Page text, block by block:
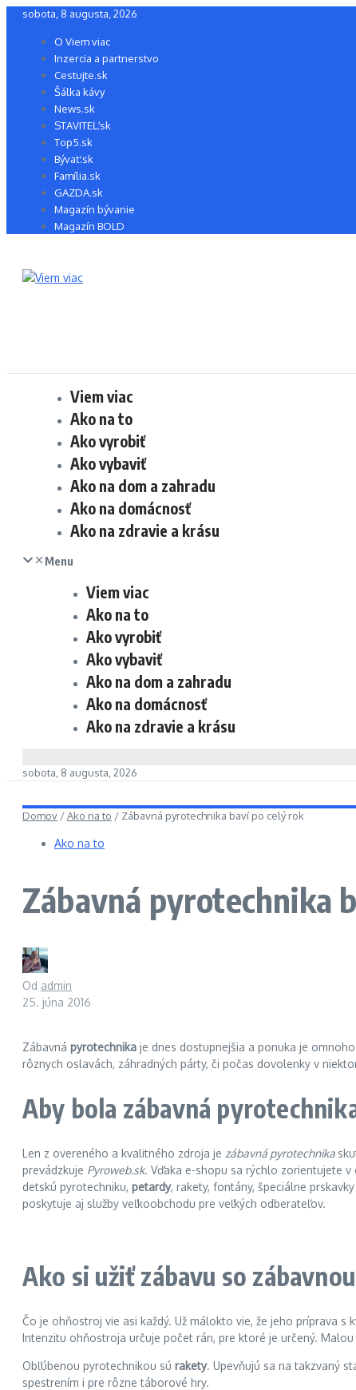
Preskočiť
sobota, 8 augusta, 2026
O Viem viac
Inzercia a partnerstvo
Cestujte.sk
Šálka kávy
News.sk
STAVITEĽ.sk
Top5.sk
Bývať.sk
Família.sk
GAZDA.sk
Magazín bývanie
Magazín BOLD
Viem viac
Ako na to
Ako vyrobiť
Ako vybaviť
Ako na dom a zahradu
Ako na domácnosť
Ako na zdravie a krásu
Menu
Viem viac
Ako na to
Ako vyrobiť
Ako vybaviť
Ako na dom a zahradu
Ako na domácnosť
Ako na zdravie a krásu
sobota, 8 augusta, 2026
Domov /Ako na to / Zábavná pyrotechnika baví po celý rok
Ako na to
Zábavná pyrotechnika
Od admin
25. júna 2016
Zábavná pyrotechnika je dnes dostupnejšia a ponuka je
rôznych oslavách, záhradných párty, či počas dovolenky v
Aby bola zábavná
Len z overeného a kvalitného zdroja je zábavná pyrotechnika
prevádzkuje Pyroweb.sk. Vďaka e-shopu sa rýchlo zorientujete
detskú pyrotechniku, petardy, rakety, fontány, špeciálne
poskytuje aj služby veľkoobchodu pre veľkých odberateľov.
Ako si užiť zábavu so
Čo je ohňostroj vie asi každý. Už málokto vie, že jeho príprava
Intenzitu ohňostroja určuje počet rán, pre ktoré je určený.
Obľúbenou pyrotechnikou sú rakety. Upevňujú sa na takzvaný
spestrením i pre rôzne táborové hry.